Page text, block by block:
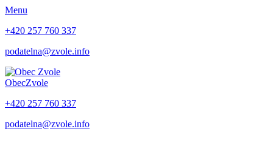
Menu
+420 257 760 337
podatelna@zvole.info
ObecZvole
+420 257 760 337
podatelna@zvole.info